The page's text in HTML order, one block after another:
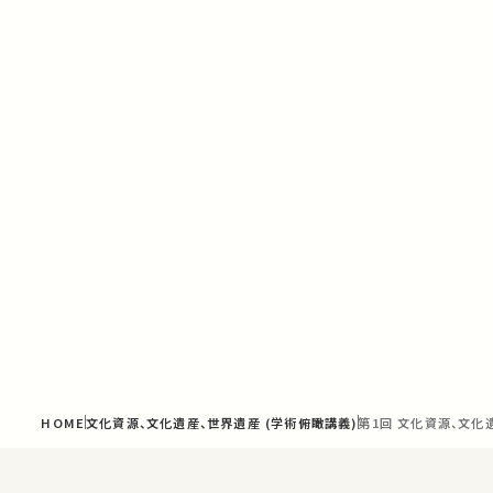
HOME文化資源、文化遺産、世界遺産 (学術俯瞰講義)第1回 文化資源、文化